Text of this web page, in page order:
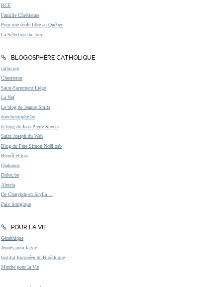
RCF
Famille Chrétienne
Pour une école libre au Québec
La Sélection du Jour
BLOGOSPHÈRE CATHOLIQUE
catho.org
Chesterton
Saint-Sacrement Liège
La Nef
Le blog de Jeanne Smits
donchristophe.be
le blog de Jean-Pierre Snyers
Saint Joseph du Web
Blog du Père Simon Noël osb
Benoît-et-moi
Diakonos
Didoc.be
Aleteia
De Charybde en Scylla ...
Paix liturgique
POUR LA VIE
Généthique
Jeunes pour la vie
Institut Européen de Bioéthique
Marche pour la Vie